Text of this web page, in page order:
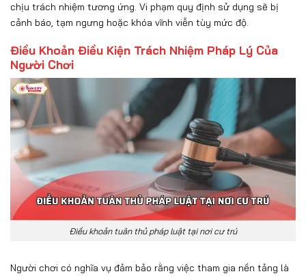
chịu trách nhiệm tương ứng. Vi phạm quy định sử dụng sẽ bị
cảnh báo, tạm ngưng hoặc khóa vĩnh viễn tùy mức độ.
Điều Khoản Điều Kiện Trách Nhiệm Pháp Lý Của
Người Chơi
Điều khoản tuân thủ pháp luật tại nơi cư trú
Người chơi có nghĩa vụ đảm bảo rằng việc tham gia nền tảng là